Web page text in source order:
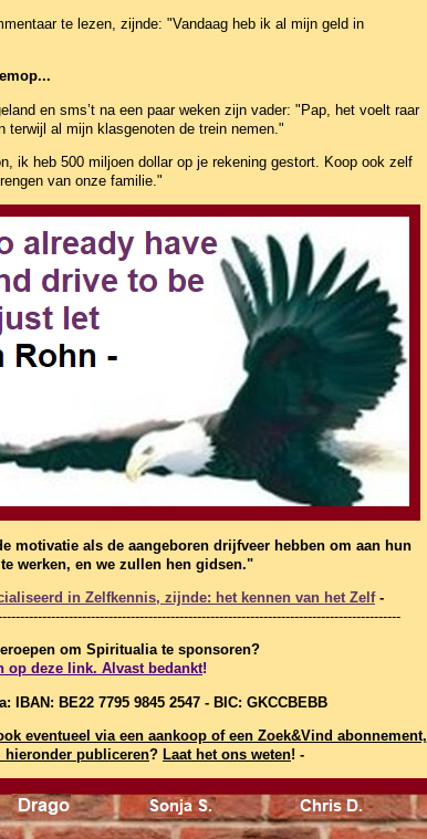
te lezen, zijnde: "Vandaag heb ik al mijn geld in
en sms’t na een paar weken zijn vader: "Pap, het voelt raar
terwijl al mijn klasgenoten de trein nemen."
ik heb 500 miljoen dollar op je rekening gestort. Koop ook zelf
van onze familie."
motivatie als de aangeboren drijfveer hebben om aan hun
werken, en we zullen hen gidsen."
in Zelfkennis, zijnde: het kennen van het Zelf-
om Spiritualia te sponsoren?
op deze link. Alvast bedankt!
IBAN: BE22 7795 9845 2547 - BIC: GKCCBEBB
eventueel via een aankoop of een Zoek&Vind abonnement,
hieronder publiceren? Laat het ons weten! -